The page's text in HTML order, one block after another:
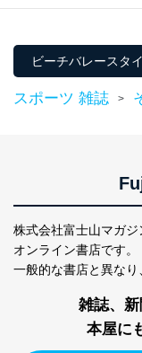
じて、個人情報
善し、常に最良
苦情及び相談受
適切、かつ迅速
株式会社富士山
係
TEL：0570-200-
FAX：03-5459-
e-mail：
改訂：2025年2
制定：2005年4
株式会社富士
ビーチバレースタ
スポーツ 雑誌 >
株式会社富士山マガジ
オンライン書店です。
一般的な書店と異なり
雑誌、
本屋に